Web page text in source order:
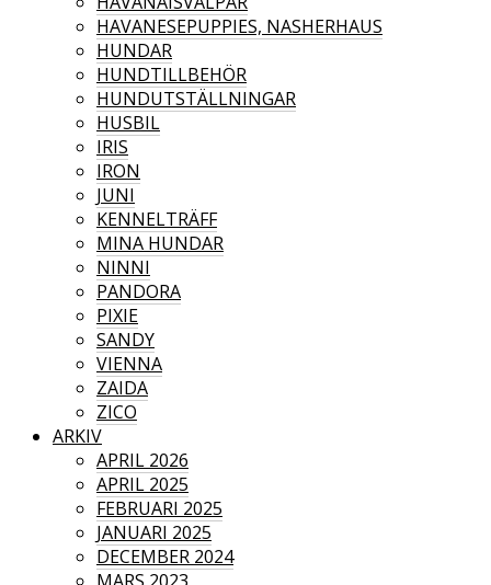
HAVANESEPUPPIES, NASHERHAUS
HUNDAR
HUNDTILLBEHÖR
HUNDUTSTÄLLNINGAR
HUSBIL
IRIS
IRON
JUNI
KENNELTRÄFF
MINA HUNDAR
NINNI
PANDORA
PIXIE
SANDY
VIENNA
ZAIDA
ZICO
ARKIV
APRIL 2026
APRIL 2025
FEBRUARI 2025
JANUARI 2025
DECEMBER 2024